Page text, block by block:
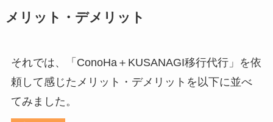
メリット・デメリット
それでは、「ConoHa＋KUSANAGI移行代行」を依
頼して感じたメリット・デメリットを以下に並べ
てみました。